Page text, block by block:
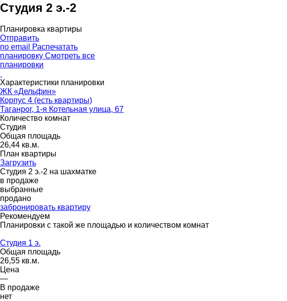
Студия 2 э.-2
Планировка квартиры
Отправить
по email
Распечатать
планировку Смотреть все
планировки
Характеристики планировки
ЖК «Дельфин»
Корпус 4 (есть квартиры)
Таганрог, 1-я Котельная улица, 67
Количество комнат
Студия
Общая площадь
26,44 кв.м.
План квартиры
Загрузить
Студия 2 э.-2 на шахматке
в продаже
выбранные
продано
забронировать квартиру
Рекомендуем
Планировки с такой же площадью и количеством комнат
Студия 1 э.
Общая площадь
26,55 кв.м.
Цена
—
В продаже
нет